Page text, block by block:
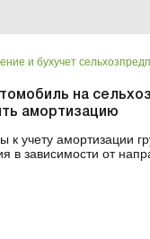
и бухучет
на
амортизацию
к учету амортизации
в зависимости от